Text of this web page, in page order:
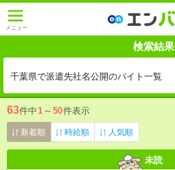
メニュー
検索結果
千葉県で派遣先社名公開のバイト一覧
63件中1 ～ 50件表示
新着順 時給順 人気順
未読